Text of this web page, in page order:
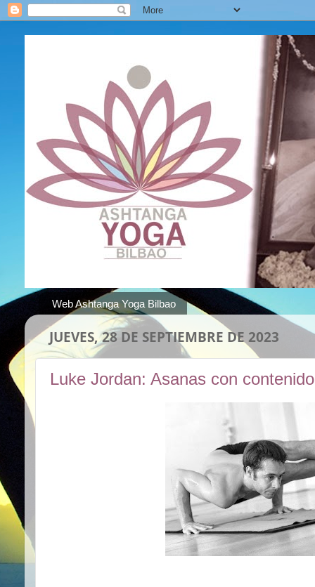
Web Ashtanga Yoga Bilbao
JUEVES, 28 DE SEPTIEMBRE DE 2023
Luke Jordan: Asanas con